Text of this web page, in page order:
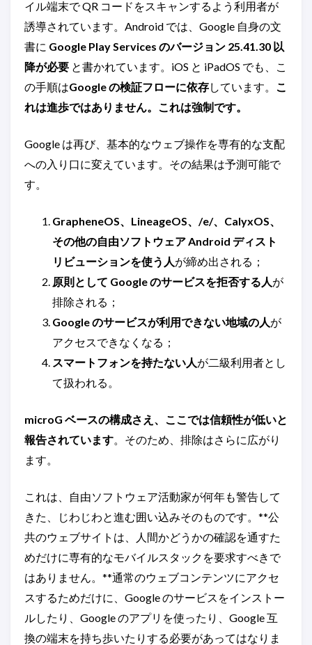
イル端末で QR コードをスキャンするよう利用者が
誘導されています。Android では、Google 自身の文
書に Google Play Services のバージョン 25.41.30 以
降が必要 と書かれています。iOS と iPadOS でも、こ
の手順はGoogle の検証フローに依存しています。 こ
れは進歩ではありません。これは強制です。
Google は再び、基本的なウェブ操作を専有的な支配
への入り口に変えています。その結果は予測可能で
す。
GrapheneOS、LineageOS、/e/、CalyxOS、
その他の自由ソフトウェア Android ディスト
リビューションを使う人が締め出される；
原則として Google のサービスを拒否する人が
排除される；
Google のサービスが利用できない地域の人が
アクセスできなくなる；
スマートフォンを持たない人が二級利用者とし
て扱われる。
microG ベースの構成さえ、ここでは信頼性が低いと
報告されています。そのため、排除はさらに広がり
ます。
これは、自由ソフトウェア活動家が何年も警告して
きた、じわじわと進む囲い込みそのものです。**公
共のウェブサイトは、人間かどうかの確認を通すた
めだけに専有的なモバイルスタックを要求すべきで
はありません。**通常のウェブコンテンツにアクセ
スするためだけに、Google のサービスをインストー
ルしたり、Google のアプリを使ったり、Google 互
換の端末を持ち歩いたりする必要があってはなりま